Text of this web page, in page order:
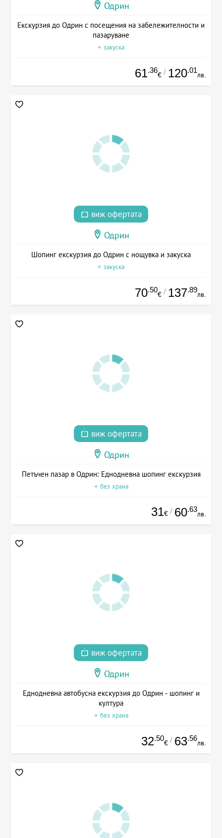
Одрин
Екскурзия до Одрин с посещения на забележителности и
пазаруване
+ закуска
61.36
€ / 120.01
лв.
виж офертата
Одрин
Шопинг екскурзия до Одрин с нощувка и закуска
+ закуска
70.50
€ / 137.89
лв.
виж офертата
Одрин
Петъчен пазар в Одрин: Еднодневна шопинг екскурзия
+ без храна
31€ / 60.63
лв.
виж офертата
Одрин
Еднодневна автобусна екскурзия до Одрин - шопинг и
култура
+ без храна
32.50
€ / 63.56
лв.